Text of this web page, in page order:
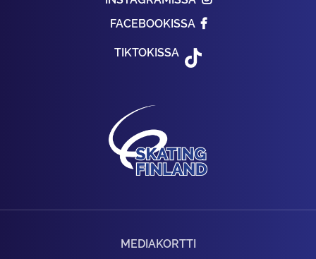
FACEBOOKISSA
TIKTOKISSA
MEDIAKORTTI